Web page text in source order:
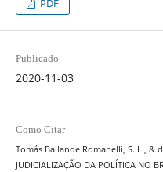
PDF
Publicado
2020-11-03
Como Citar
Tomás Ballande Romanelli, S. L., &
JUDICIALIZAÇÃO DA POLÍTICA NO